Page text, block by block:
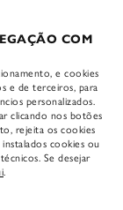
COM
e cookies
e de terceiros, para
personalizados.
clicando nos botões
rejeita os cookies
cookies ou
Se desejar
.